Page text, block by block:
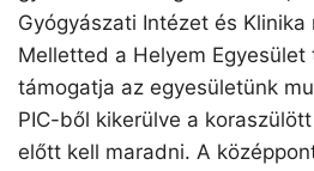
Gyógyászati Intézet és Klinika
Melletted a Helyem Egyesület
támogatja az egyesületünk
PIC-ből kikerülve a
előtt kell maradni. A